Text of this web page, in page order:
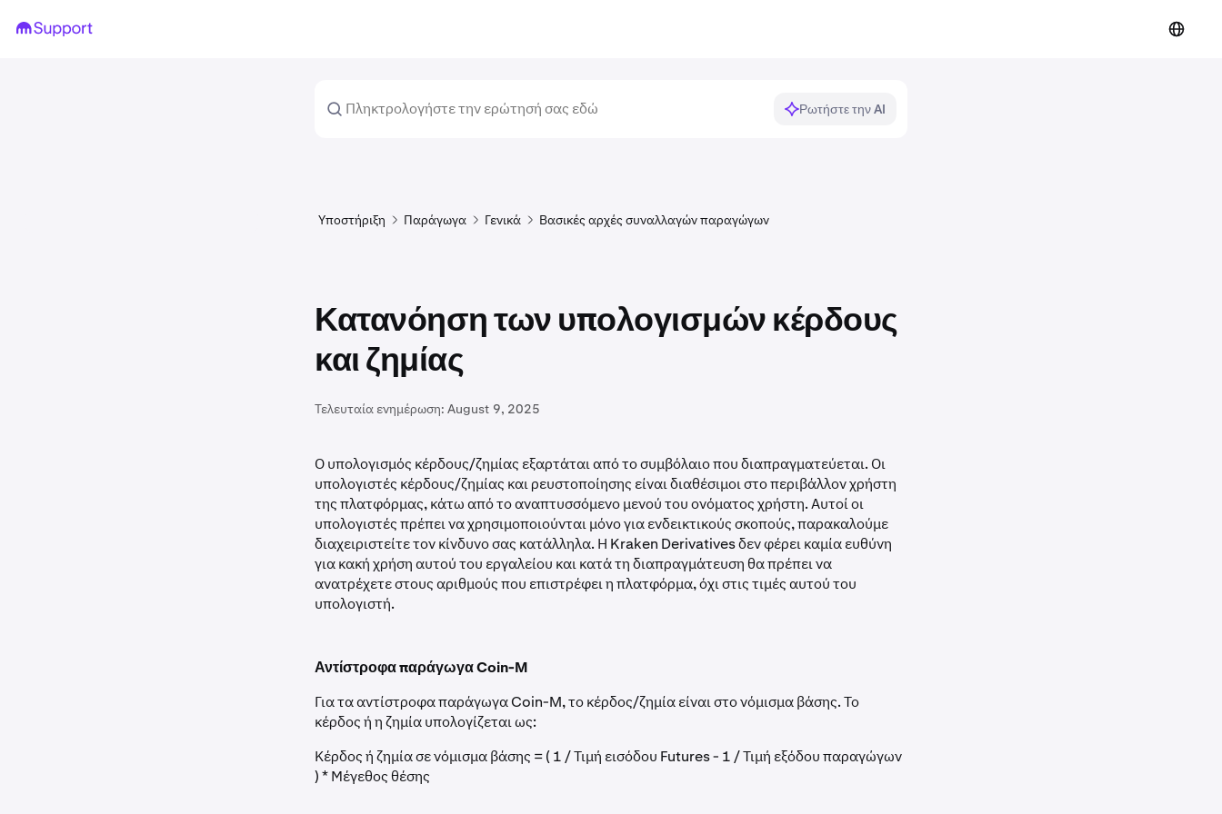
Ρωτήστε την AI
Υποστήριξη Παράγωγα Γενικά Βασικές αρχές συναλλαγών παραγώγων
Κατανόηση των υπολογισμών κέρδους
και ζημίας
Τελευταία ενημέρωση: August 9, 2025
Ο υπολογισμός κέρδους/ζημίας εξαρτάται από το συμβόλαιο που διαπραγματεύεται. Οι
υπολογιστές κέρδους/ζημίας και ρευστοποίησης είναι διαθέσιμοι στο περιβάλλον χρήστη
της πλατφόρμας, κάτω από το αναπτυσσόμενο μενού του ονόματος χρήστη. Αυτοί οι
υπολογιστές πρέπει να χρησιμοποιούνται μόνο για ενδεικτικούς σκοπούς, παρακαλούμε
διαχειριστείτε τον κίνδυνο σας κατάλληλα. Η Kraken Derivatives δεν φέρει καμία ευθύνη
για κακή χρήση αυτού του εργαλείου και κατά τη διαπραγμάτευση θα πρέπει να
ανατρέχετε στους αριθμούς που επιστρέφει η πλατφόρμα, όχι στις τιμές αυτού του
υπολογιστή.
Αντίστροφα παράγωγα Coin-M
Για τα αντίστροφα παράγωγα Coin-M, το κέρδος/ζημία είναι στο νόμισμα βάσης. Το
κέρδος ή η ζημία υπολογίζεται ως:
Κέρδος ή ζημία σε νόμισμα βάσης = ( 1 / Τιμή εισόδου Futures - 1 / Τιμή εξόδου παραγώγων
) * Μέγεθος θέσης